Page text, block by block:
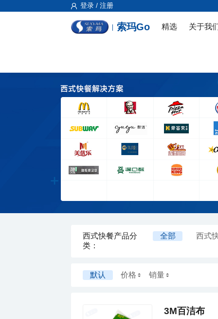
登录 / 注册
索玛Go 精选 关于我
类：
全部
西式
西式快餐瓶类
默认 价格 销量
3M百洁布